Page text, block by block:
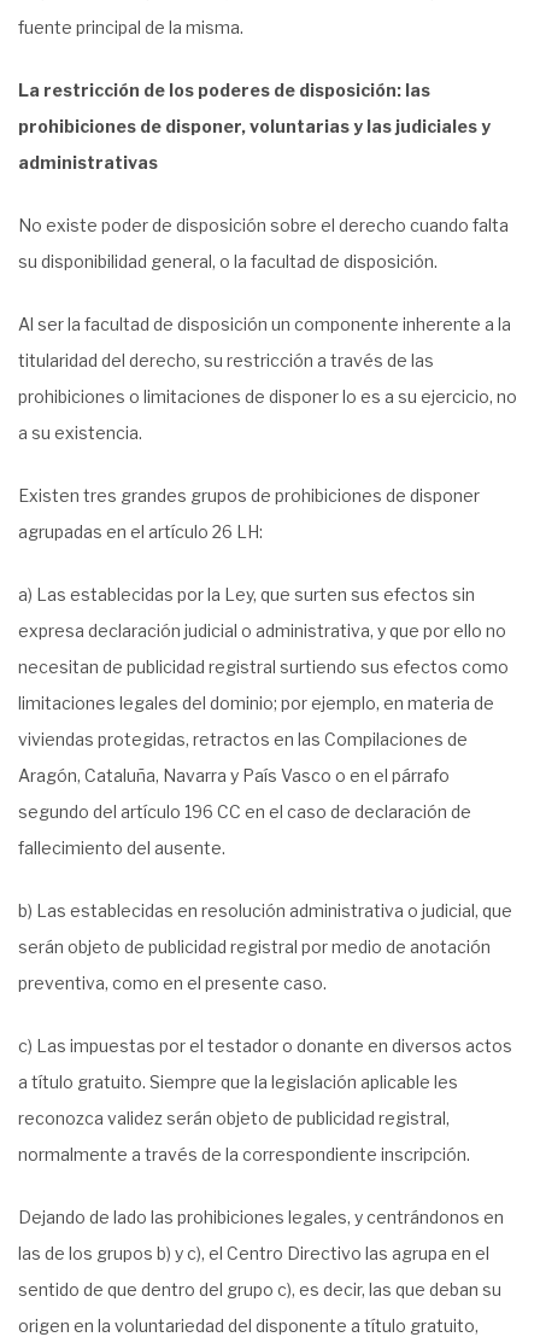
fuente principal de la misma.
La restricción de los poderes de disposición: las
prohibiciones de disponer, voluntarias y las judiciales y
administrativas
No existe poder de disposición sobre el derecho cuando falta
su disponibilidad general, o la facultad de disposición.
Al ser la facultad de disposición un componente inherente a la
titularidad del derecho, su restricción a través de las
prohibiciones o limitaciones de disponer lo es a su ejercicio, no
a su existencia.
Existen tres grandes grupos de prohibiciones de disponer
agrupadas en el artículo 26 LH:
a) Las establecidas por la Ley, que surten sus efectos sin
expresa declaración judicial o administrativa, y que por ello no
necesitan de publicidad registral surtiendo sus efectos como
limitaciones legales del dominio; por ejemplo, en materia de
viviendas protegidas, retractos en las Compilaciones de
Aragón, Cataluña, Navarra y País Vasco o en el párrafo
segundo del artículo 196 CC en el caso de declaración de
fallecimiento del ausente.
b) Las establecidas en resolución administrativa o judicial, que
serán objeto de publicidad registral por medio de anotación
preventiva, como en el presente caso.
c) Las impuestas por el testador o donante en diversos actos
a título gratuito. Siempre que la legislación aplicable les
reconozca validez serán objeto de publicidad registral,
normalmente a través de la correspondiente inscripción.
Dejando de lado las prohibiciones legales, y centrándonos en
las de los grupos b) y c), el Centro Directivo las agrupa en el
sentido de que dentro del grupo c), es decir, las que deban su
origen en la voluntariedad del disponente a título gratuito,